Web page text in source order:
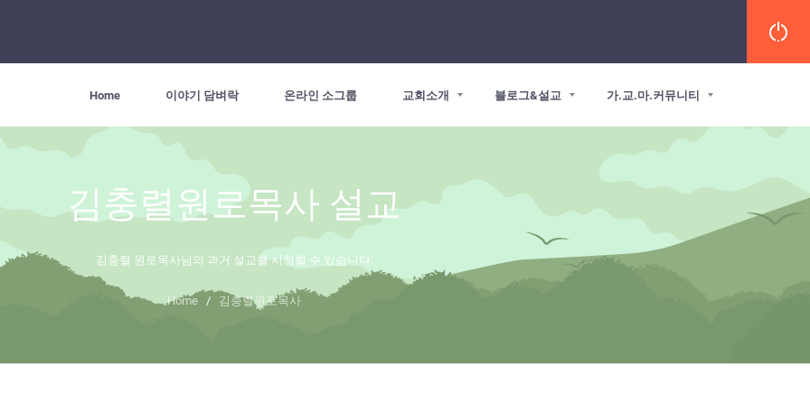
Home 이야기 담벼락 온라인 소그룹 교회소개 블로그&설교 가.교.마.커뮤니티
김충렬원로목사 설교
김충렬 원로목사님의 과거 설교를 시청할 수 있습니다.
Home / 김충렬원로목사